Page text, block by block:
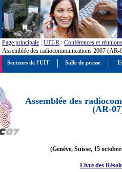
Page principale : UIT-R : Conférences et réunions
Assemblée des radiocommunications 2007 (AR-
Assemblée des
(AR-
(Genève, Suisse, 15
Livre des
Secteurs de l'UIT Salle de presse